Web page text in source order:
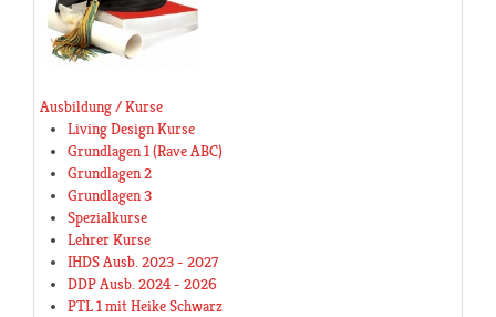
Ausbildung / Kurse
Living Design Kurse
Grundlagen 1 (Rave ABC)
Grundlagen 2
Grundlagen 3
Spezialkurse
Lehrer Kurse
IHDS Ausb. 2023 - 2027
DDP Ausb. 2024 - 2026
PTL 1 mit Heike Schwarz